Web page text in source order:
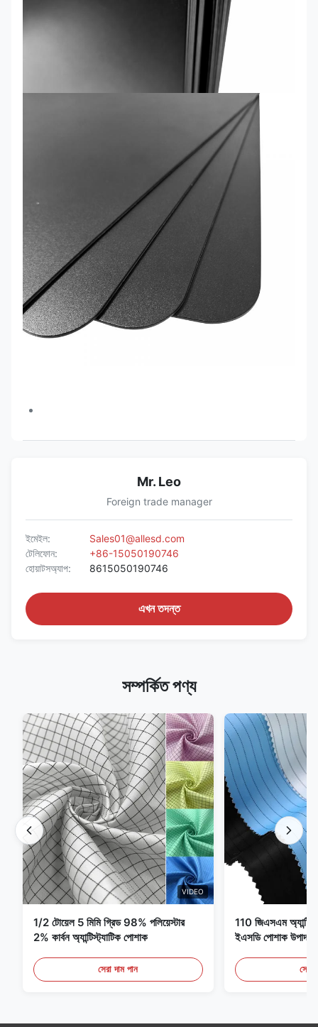
Mr. Leo
Foreign trade manager
ইমেইল:
Sales01@allesd.com
টেলিফোন:
+86-15050190746
হোয়াটসঅ্যাপ:
8615050190746
এখন তদন্ত
সম্পর্কিত পণ্য
VIDEO
1/2 টোয়েল 5 মিমি গ্রিড 98% পলিয়েস্টার
2% কার্বন অ্যান্টিস্ট্যাটিক পোশাক
সেরা দাম পান
110 জিএসএম অ্যান্টি
ইএসডি পোশাক উপাদান
সেরা